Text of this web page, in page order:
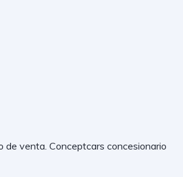
venta. Conceptcars concesionario